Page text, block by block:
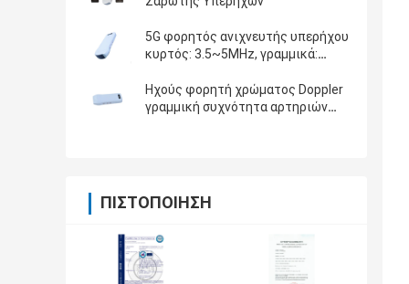
5G φορητός ανιχνευτής υπερήχου
κυρτός: 3.5~5MHz, γραμμικά:
Ηχούς φορητή χρώματος Doppler
γραμμική συχνότητα αρτηριών
ΠΙΣΤΟΠΟΊΗΣΗ